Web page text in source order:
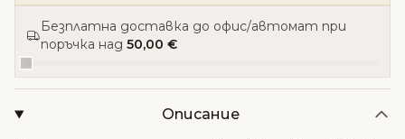
Безплатна доставка до офис/автомат при
поръчка над 50,00 €
Описание